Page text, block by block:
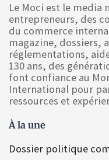
Le Moci est le media
entrepreneurs, des
du commerce
magazine, dossiers,
réglementations,
130 ans, des
font confiance au
International pour
ressources et
À la une
Dossier politique